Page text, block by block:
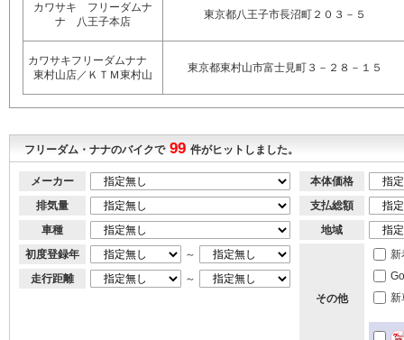
カワサキ フリーダムナ
ナ 八王子本店
東京都八王子市長沼町２０３－５
カワサキフリーダムナナ
東村山店／ＫＴＭ東村山
東京都東村山市富士見町３－２８－１５
フリーダム・ナナのバイクで 99 件がヒットしました。
メーカー
排気量
車種
初度登録年
～
走行距離
～
本体価格
支払総額
地域
その他
新
新